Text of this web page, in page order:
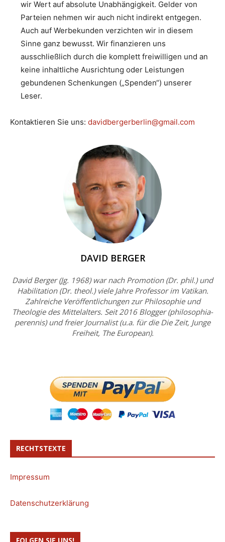
wir Wert auf absolute Unabhängigkeit. Gelder von
Parteien nehmen wir auch nicht indirekt entgegen.
Auch auf Werbekunden verzichten wir in diesem
Sinne ganz bewusst. Wir finanzieren uns
ausschließlich durch die komplett freiwilligen und an
keine inhaltliche Ausrichtung oder Leistungen
gebundenen Schenkungen („Spenden“) unserer
Leser.
Kontaktieren Sie uns: davidbergerberlin@gmail.com
DAVID BERGER
David Berger (Jg. 1968) war nach Promotion (Dr. phil.) und
Habilitation (Dr. theol.) viele Jahre Professor im Vatikan.
Zahlreiche Veröffentlichungen zur Philosophie und
Theologie des Mittelalters. Seit 2016 Blogger (philosophia-
perennis) und freier Journalist (u.a. für die Die Zeit, Junge
Freiheit, The European).
RECHTSTEXTE
Impressum
Datenschutzerklärung